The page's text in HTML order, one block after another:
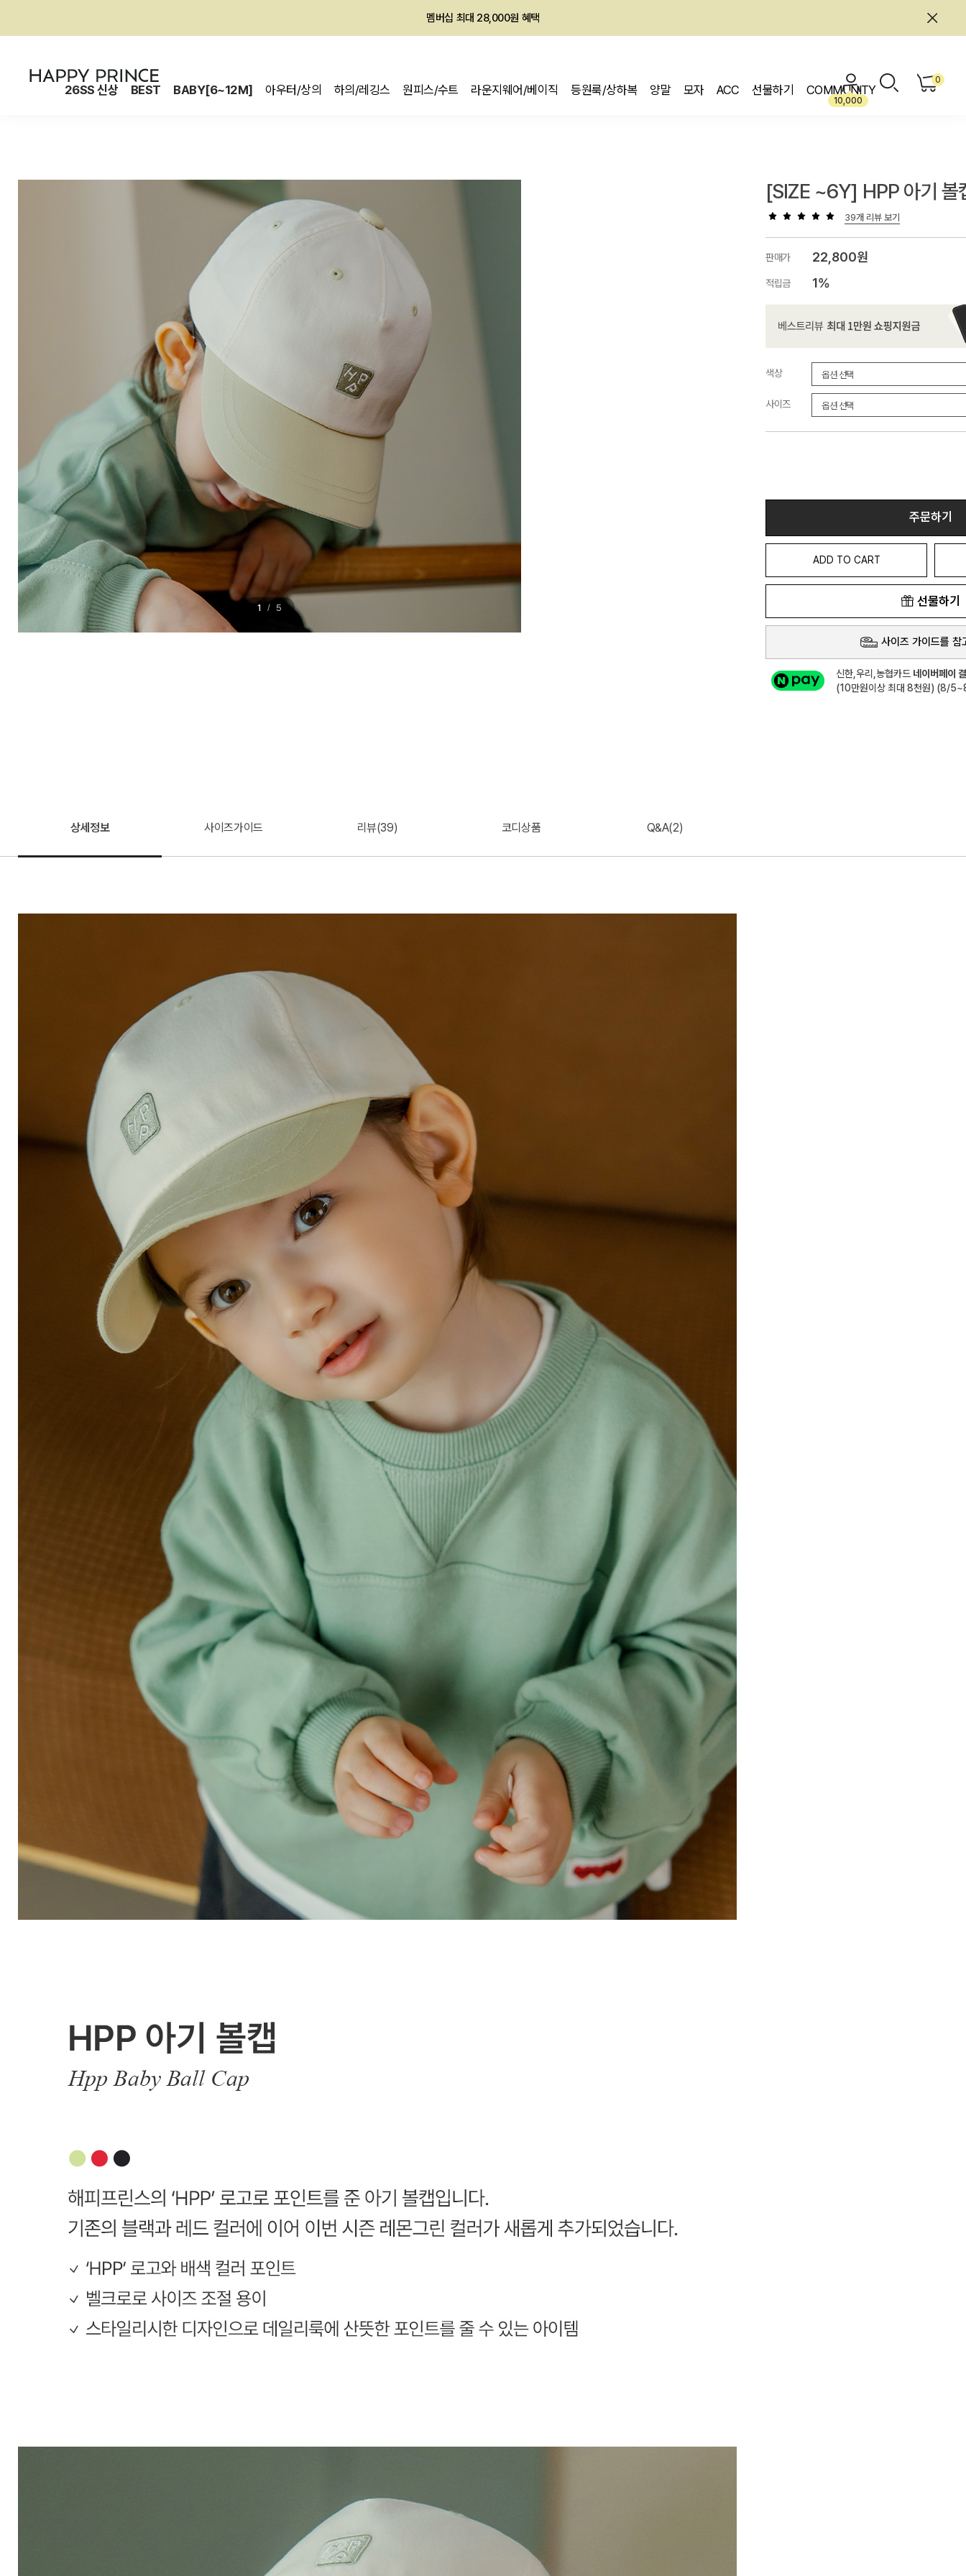
회원전용 아울렛, 가입하면 ~60% 할인!
26SS 신상 BEST BABY[6~12M] 아우터/상의 하의/레깅스 원피스/수트 라운지웨어/베이직 등원룩/상하복 양말 모자 ACC 선물하기 COMMUNITY
10,000
0
1 / 5
[SIZE ~6Y] HPP 아기 볼
39개 리뷰 보기
판매가 22,800원
적립금 1%
색상
사이즈
주문하기
ADD TO CART
선물하기
사이즈 가이드를 참
신한,우리,농협카드 네이버페이
(10만원이상 최대 8천원) (8/
상세정보 사이즈가이드 리뷰(39) 코디상품 Q&A(2)